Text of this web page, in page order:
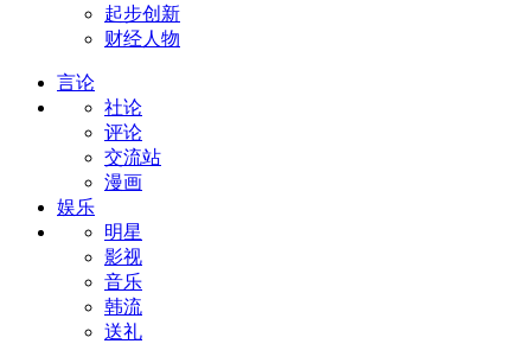
起步创新
财经人物
言论
社论
评论
交流站
漫画
娱乐
明星
影视
音乐
韩流
送礼